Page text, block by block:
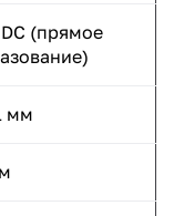
(прямое
мм